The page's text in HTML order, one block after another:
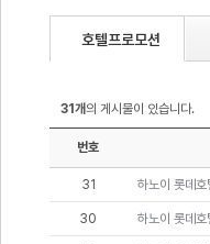
호텔프로모션
31개의 게시물이 있습니다.
번호
31 하노이 롯데
30 하노이 롯데